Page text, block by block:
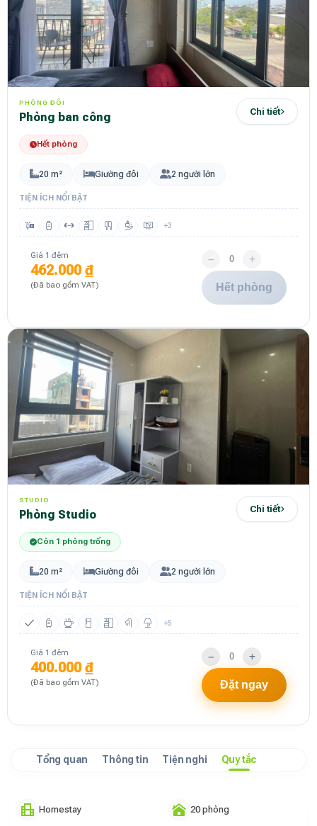
PHÒNG ĐÔI
Phòng ban công Chi tiết
Hết phòng
20 m² Giường đôi 2 người lớn
TIỆN ÍCH NỔI BẬT
+3
Giá 1 đêm
462.000 ₫
(Đã bao gồm VAT) Hết phòng
STUDIO
Phòng Studio Chi tiết
Còn 1 phòng trống
20 m² Giường đôi 2 người lớn
TIỆN ÍCH NỔI BẬT
+5
Giá 1 đêm
400.000 ₫
(Đã bao gồm VAT) Đặt ngay
Tổng quan Thông tin Tiện nghi Quy tắc
Homestay 20 phòng